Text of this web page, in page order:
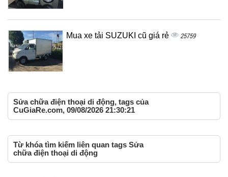
Mua xe tải SUZUKI cũ giá rẻ 25759
Sửa chữa điện thoại di động, tags của
CuGiaRe.com, 09/08/2026 21:30:21
Từ khóa tìm kiếm liên quan tags Sửa
chữa điện thoại di động